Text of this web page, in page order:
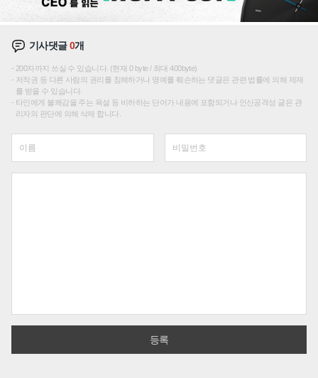
기사댓글0개
200자까지 쓰실 수 있습니다. (현재 0 byte / 최대 400byte)
저작권 등 다른 사람의 권리를 침해하거나 명예를 훼손하는 댓글은 관련 법률에 의해 제재
를 받을 수 있습니다.
타인에게 불쾌감을 주는 욕설 등 비하하는 단어가 내용에 포함되거나 인신공격성 글은 관
리자의 판단에 의해 삭제 합니다.